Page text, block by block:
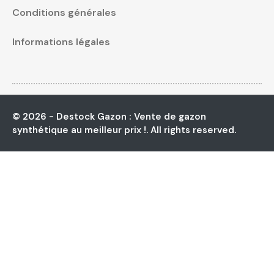
Conditions générales
Informations légales
© 2026 - Destock Gazon : Vente de gazon
synthétique au meilleur prix !. All rights reserved.